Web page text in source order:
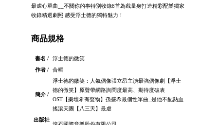
最虐心單曲__不關你的事特別收錄8首為戲量身打造精彩配樂獨家
收錄精選劇照 感受浮士德的獨特魅力！
商品規格
書名 /
浮士德的微笑
作者 /
合輯
簡介 /
浮士德的微笑：人氣偶像張立昂主演最強偶像劇【浮士
德的微笑】原聲帶網路詢問度最高、期待度破表
OST【樂壇希有聲物】孫盛希最個性單曲_是他不配熱血
搖滾天團【八三夭】最虐
出版社